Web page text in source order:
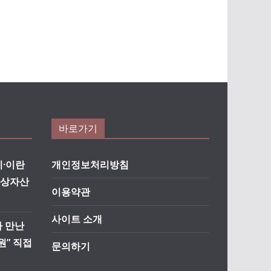
이란
자산
만난
” 직접
바로가기
개인정보처리방침
이용약관
사이트 소개
문의하기